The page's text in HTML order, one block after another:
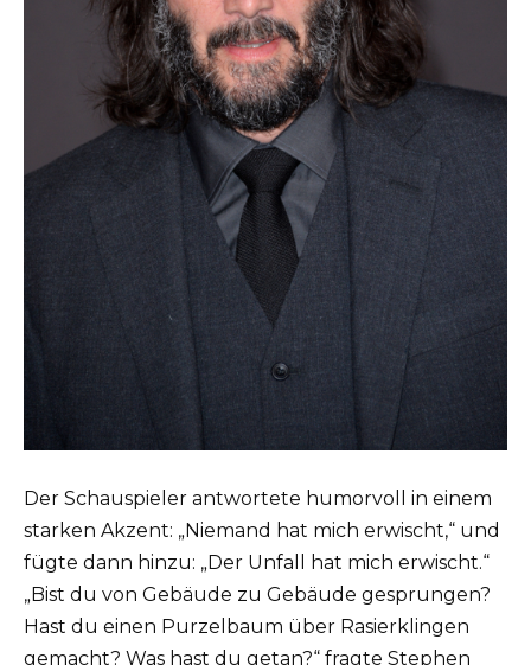
Der Schauspieler antwortete humorvoll in einem
starken Akzent: „Niemand hat mich erwischt,“ und
fügte dann hinzu: „Der Unfall hat mich erwischt.“
„Bist du von Gebäude zu Gebäude gesprungen?
Hast du einen Purzelbaum über Rasierklingen
gemacht? Was hast du getan?“ fragte Stephen